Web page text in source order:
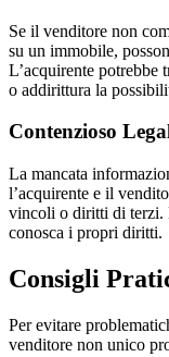
Se il venditore non
su un immobile,
L’acquirente potrebbe
o addirittura la
Contenzioso
La mancata
l’acquirente e il
vincoli o diritti di terzi.
conosca i propri diritti.
Consigli
Per evitare
venditore non unico